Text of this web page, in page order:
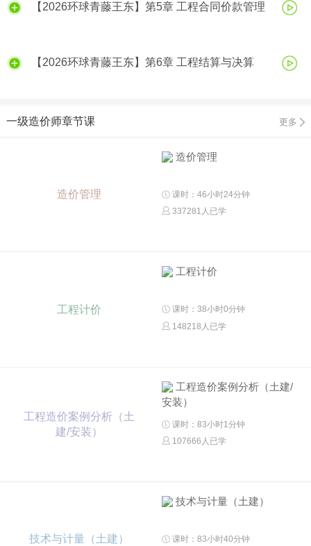
【2026环球青藤王东】第5章 工程合同价款管理
【2026环球青藤王东】第6章 工程结算与决算
一级造价师章节课 更多
造价管理
造价管理
课时：46小时24分钟
337281人已学
工程计价
工程计价
课时：38小时0分钟
148218人已学
工程造价案例分析（土
建/安装）
工程造价案例分析（土建/
安装）
课时：83小时1分钟
107666人已学
技术与计量（土建）
技术与计量（土建）
课时：83小时40分钟